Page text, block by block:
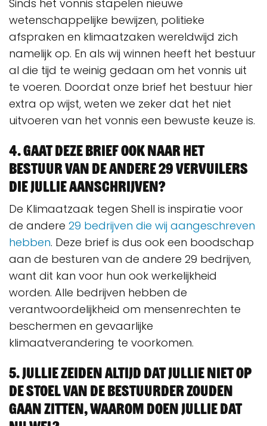
Sinds het vonnis stapelen nieuwe
wetenschappelijke bewijzen, politieke
afspraken en klimaatzaken wereldwijd zich
namelijk op. En als wij winnen heeft het bestuur
al die tijd te weinig gedaan om het vonnis uit
te voeren. Doordat onze brief het bestuur hier
extra op wijst, weten we zeker dat het niet
uitvoeren van het vonnis een bewuste keuze is.
4. Gaat deze brief ook naar het
bestuur van de andere 29 vervuilers
die jullie aanschrijven?
De Klimaatzaak tegen Shell is inspiratie voor
de andere 29 bedrijven die wij aangeschreven
hebben. Deze brief is dus ook een boodschap
aan de besturen van de andere 29 bedrijven,
want dit kan voor hun ook werkelijkheid
worden. Alle bedrijven hebben de
verantwoordelijkheid om mensenrechten te
beschermen en gevaarlijke
klimaatverandering te voorkomen.
5. Jullie zeiden altijd dat jullie niet op
de stoel van de bestuurder zouden
gaan zitten, waarom doen jullie dat